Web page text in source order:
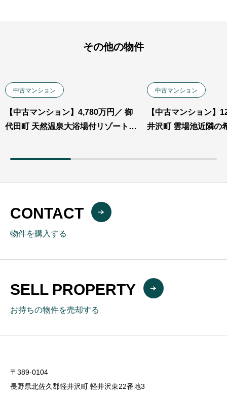
その他の物件
中古マンション
【中古マンション】4,780万円／ 御
代田町 天然温泉大浴場付リゾートマ
中古マンション
【中古マンション】
井沢町 雲場池近隣の
CONTACT
物件を購入する
SELL PROPERTY
お持ちの物件を売却する
〒389-0104
長野県北佐久郡軽井沢町 軽井沢東22番地3